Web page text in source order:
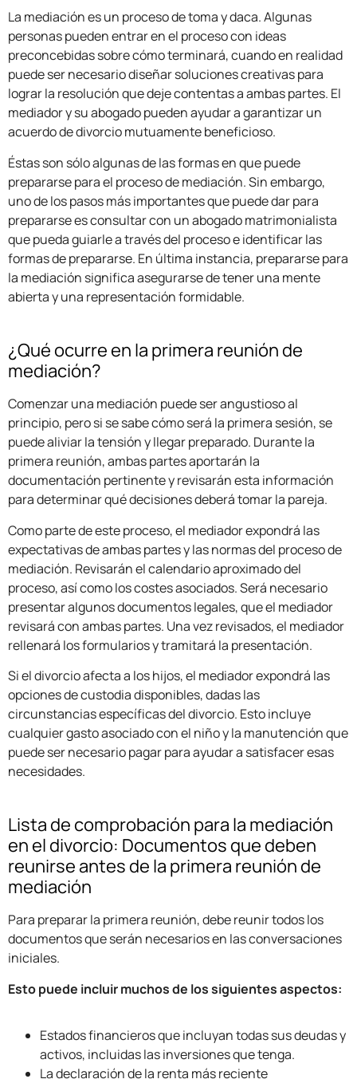
La mediación es un proceso de toma y daca. Algunas
personas pueden entrar en el proceso con ideas
preconcebidas sobre cómo terminará, cuando en realidad
puede ser necesario diseñar soluciones creativas para
lograr la resolución que deje contentas a ambas partes. El
mediador y su abogado pueden ayudar a garantizar un
acuerdo de divorcio mutuamente beneficioso.
Éstas son sólo algunas de las formas en que puede
prepararse para el proceso de mediación. Sin embargo,
uno de los pasos más importantes que puede dar para
prepararse es consultar con un abogado matrimonialista
que pueda guiarle a través del proceso e identificar las
formas de prepararse. En última instancia, prepararse para
la mediación significa asegurarse de tener una mente
abierta y una representación formidable.
¿Qué ocurre en la primera reunión de
mediación?
Comenzar una mediación puede ser angustioso al
principio, pero si se sabe cómo será la primera sesión, se
puede aliviar la tensión y llegar preparado. Durante la
primera reunión, ambas partes aportarán la
documentación pertinente y revisarán esta información
para determinar qué decisiones deberá tomar la pareja.
Como parte de este proceso, el mediador expondrá las
expectativas de ambas partes y las normas del proceso de
mediación. Revisarán el calendario aproximado del
proceso, así como los costes asociados. Será necesario
presentar algunos documentos legales, que el mediador
revisará con ambas partes. Una vez revisados, el mediador
rellenará los formularios y tramitará la presentación.
Si el divorcio afecta a los hijos, el mediador expondrá las
opciones de custodia disponibles, dadas las
circunstancias específicas del divorcio. Esto incluye
cualquier gasto asociado con el niño y la manutención que
puede ser necesario pagar para ayudar a satisfacer esas
necesidades.
Lista de comprobación para la mediación
en el divorcio: Documentos que deben
reunirse antes de la primera reunión de
mediación
Para preparar la primera reunión, debe reunir todos los
documentos que serán necesarios en las conversaciones
iniciales.
Esto puede incluir muchos de los siguientes aspectos:
Estados financieros que incluyan todas sus deudas y
activos, incluidas las inversiones que tenga.
La declaración de la renta más reciente